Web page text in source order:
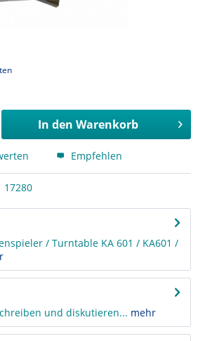
In den Warenkorb
Empfehlen
17280
/ Turntable KA 601 / KA601 /
und diskutieren... mehr